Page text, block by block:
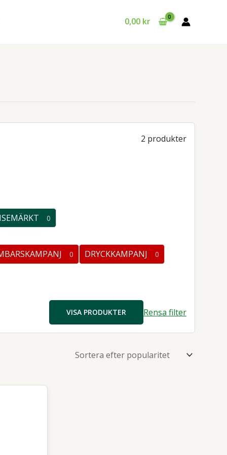
0,00 kr
2 produkter
0
0 DRYCKKAMPANJ 0
0
VISA PRODUKTER Rensa filter